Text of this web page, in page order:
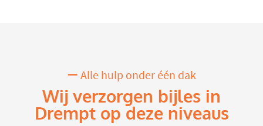
Alle hulp onder één dak
Wij verzorgen bijles in
Drempt op deze niveaus